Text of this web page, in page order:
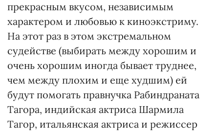
прекрасным вкусом, независимым
характером и любовью к киноэкстриму.
На этот раз в этом экстремальном
судействе (выбирать между хорошим и
очень хорошим иногда бывает труднее,
чем между плохим и еще худшим) ей
будут помогать правнучка Рабиндраната
Тагора, индийская актриса Шармила
Тагор, итальянская актриса и режиссер